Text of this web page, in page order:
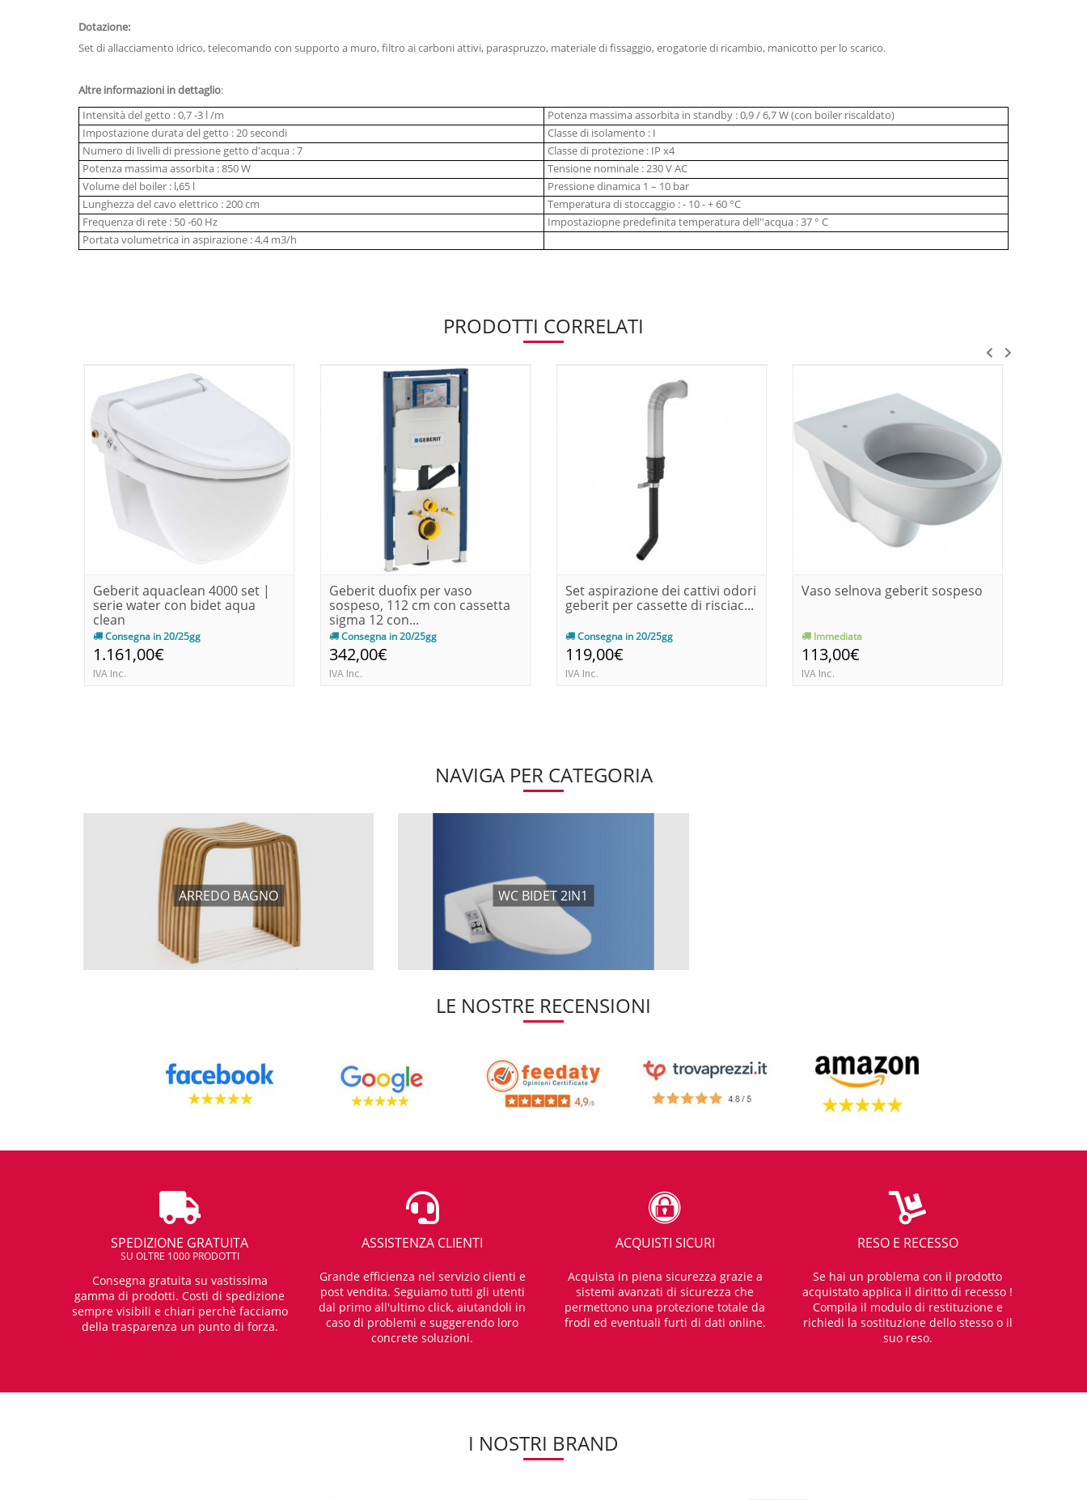
Dotazione:
Set di allacciamento idrico, telecomando con supporto a muro, filtro ai carboni attivi, paraspruzzo, materiale di fissaggio, erogatorie di ricambio, manicotto per lo scarico.
Altre informazioni in dettaglio:
Intensità del getto : 0,7 -3 l /m
Potenza massima assorbita in standby : 0,9 / 6,7 W (con boiler riscaldato)
Impostazione durata del getto : 20 secondi
Classe di isolamento : I
Numero di livelli di pressione getto d'acqua : 7
Classe di protezione : IP x4
Potenza massima assorbita : 850 W
Tensione nominale : 230 V AC
Volume del boiler : l,65 l
Pressione dinamica 1 – 10 bar
Lunghezza del cavo elettrico : 200 cm
Temperatura di stoccaggio : - 10 - + 60 °C
Frequenza di rete : 50 -60 Hz
Impostaziopne predefinita temperatura dell''acqua : 37 ° C
Portata volumetrica in aspirazione : 4,4 m3/h
PRODOTTI CORRELATI
Geberit aquaclean 4000 set |
serie water con bidet aqua
clean
Consegna in 20/25gg
1.161,00€
IVA Inc.
Geberit duofix per vaso
sospeso, 112 cm con cassetta
sigma 12 con...
Consegna in 20/25gg
342,00€
IVA Inc.
Set aspirazione dei cattivi odori
geberit per cassette di risciac...
Consegna in 20/25gg
119,00€
IVA Inc.
Vaso selnova geberit sospeso
Immediata
113,00€
IVA Inc.
NAVIGA PER CATEGORIA
ARREDO BAGNO WC BIDET 2IN1
LE NOSTRE RECENSIONI
SPEDIZIONE GRATUITA
SU OLTRE 1000 PRODOTTI
Consegna gratuita su vastissima
gamma di prodotti. Costi di spedizione
sempre visibili e chiari perchè facciamo
della trasparenza un punto di forza.
ASSISTENZA CLIENTI
Grande efficienza nel servizio clienti e
post vendita. Seguiamo tutti gli utenti
dal primo all'ultimo click, aiutandoli in
caso di problemi e suggerendo loro
concrete soluzioni.
ACQUISTI SICURI
Acquista in piena sicurezza grazie a
sistemi avanzati di sicurezza che
permettono una protezione totale da
frodi ed eventuali furti di dati online.
RESO E RECESSO
Se hai un problema con il prodotto
acquistato applica il diritto di recesso !
Compila il modulo di restituzione e
richiedi la sostituzione dello stesso o il
suo reso.
I NOSTRI BRAND